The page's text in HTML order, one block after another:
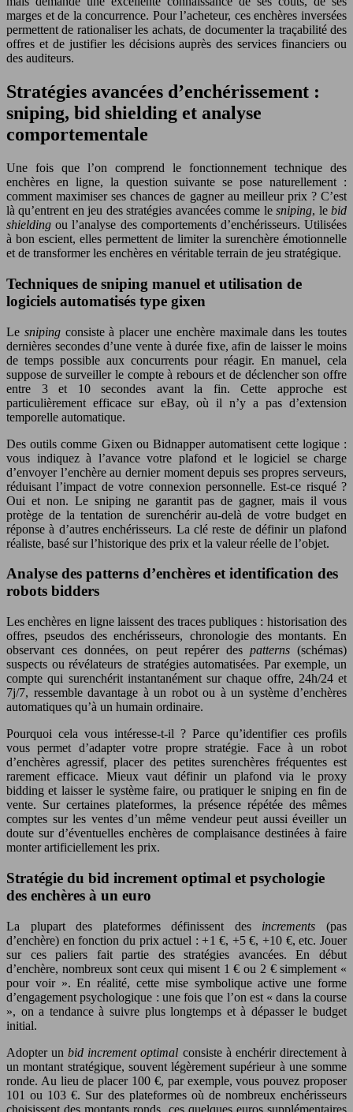
marges et de la concurrence. Pour l’acheteur, ces enchères inversées
permettent de rationaliser les achats, de documenter la traçabilité des
offres et de justifier les décisions auprès des services financiers ou
des auditeurs.
Stratégies avancées d’enchérissement :
sniping, bid shielding et analyse
comportementale
Une fois que l’on comprend le fonctionnement technique des
enchères en ligne, la question suivante se pose naturellement :
comment maximiser ses chances de gagner au meilleur prix ? C’est
là qu’entrent en jeu des stratégies avancées comme lesniping, lebid
shielding ou l’analyse des comportements d’enchérisseurs. Utilisées
à bon escient, elles permettent de limiter la surenchère émotionnelle
et de transformer les enchères en véritable terrain de jeu stratégique.
Techniques de sniping manuel et utilisation de
logiciels automatisés type gixen
Le snipingconsiste à placer une enchère maximale dans les toutes
dernières secondes d’une vente à durée fixe, afin de laisser le moins
de temps possible aux concurrents pour réagir. En manuel, cela
suppose de surveiller le compte à rebours et de déclencher son offre
entre 3 et 10 secondes avant la fin. Cette approche est
particulièrement efficace sur eBay, où il n’y a pas d’extension
temporelle automatique.
Des outils comme Gixen ou Bidnapper automatisent cette logique :
vous indiquez à l’avance votre plafond et le logiciel se charge
d’envoyer l’enchère au dernier moment depuis ses propres serveurs,
réduisant l’impact de votre connexion personnelle. Est-ce risqué ?
Oui et non. Le sniping ne garantit pas de gagner, mais il vous
protège de la tentation de surenchérir au-delà de votre budget en
réponse à d’autres enchérisseurs. La clé reste de définir un plafond
réaliste, basé sur l’historique des prix et la valeur réelle de l’objet.
Analyse des patterns d’enchères et identification des
robots bidders
Les enchères en ligne laissent des traces publiques : historisation des
offres, pseudos des enchérisseurs, chronologie des montants. En
observant ces données, on peut repérer des patterns(schémas)
suspects ou révélateurs de stratégies automatisées. Par exemple, un
compte qui surenchérit instantanément sur chaque offre, 24h/24 et
7j/7, ressemble davantage à un robot ou à un système d’enchères
automatiques qu’à un humain ordinaire.
Pourquoi cela vous intéresse-t-il ? Parce qu’identifier ces profils
vous permet d’adapter votre propre stratégie. Face à un robot
d’enchères agressif, placer des petites surenchères fréquentes est
rarement efficace. Mieux vaut définir un plafond via le proxy
bidding et laisser le système faire, ou pratiquer le sniping en fin de
vente. Sur certaines plateformes, la présence répétée des mêmes
comptes sur les ventes d’un même vendeur peut aussi éveiller un
doute sur d’éventuelles enchères de complaisance destinées à faire
monter artificiellement les prix.
Stratégie du bid increment optimal et psychologie
des enchères à un euro
La plupart des plateformes définissent des increments (pas
d’enchère) en fonction du prix actuel : +1 €, +5 €, +10 €, etc. Jouer
sur ces paliers fait partie des stratégies avancées. En début
d’enchère, nombreux sont ceux qui misent 1 € ou 2 € simplement «
pour voir ». En réalité, cette mise symbolique active une forme
d’engagement psychologique : une fois que l’on est « dans la course
», on a tendance à suivre plus longtemps et à dépasser le budget
initial.
Adopter unbid increment optimal consiste à enchérir directement à
un montant stratégique, souvent légèrement supérieur à une somme
ronde. Au lieu de placer 100 €, par exemple, vous pouvez proposer
101 ou 103 €. Sur des plateformes où de nombreux enchérisseurs
choisissent des montants ronds, ces quelques euros supplémentaires